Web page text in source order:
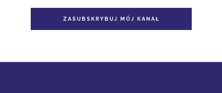
ZASUBSKRYBUJ MÓJ KANAŁ